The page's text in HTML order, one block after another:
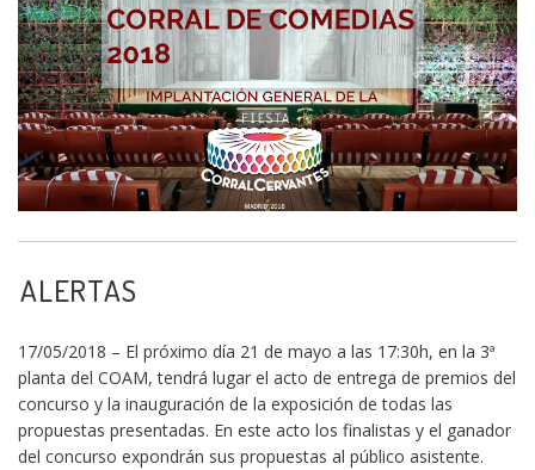
ALERTAS
17/05/2018 – El próximo día 21 de mayo a las 17:30h, en la 3ª
planta del COAM, tendrá lugar el acto de entrega de premios del
concurso y la inauguración de la exposición de todas las
propuestas presentadas. En este acto los finalistas y el ganador
del concurso expondrán sus propuestas al público asistente.